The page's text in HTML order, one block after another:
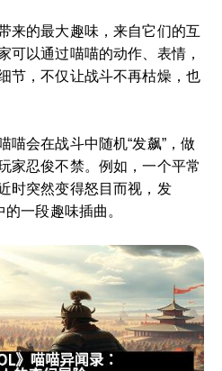
来的最大趣味，来自它们的互
可以通过喵喵的动作、表情，
节，不仅让战斗不再枯燥，也
喵会在战斗中随机“发飙”，做
家忍俊不禁。例如，一个平常
时突然变得怒目而视，发
一段趣味插曲。